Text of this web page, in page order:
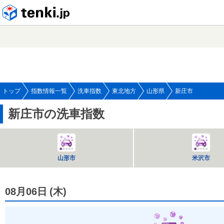
トップ 指数情報一覧 洗車指数 東北地方 山形県 新庄市
新庄市の洗車指数
山形市 米沢市
08月06日 (木)